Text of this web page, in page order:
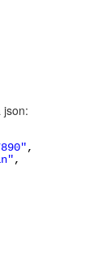
json:
,
,